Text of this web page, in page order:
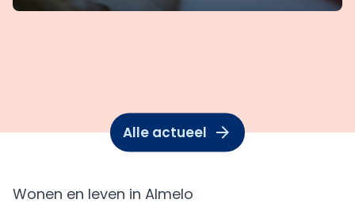
Alle actueel
Wonen en leven in Almelo